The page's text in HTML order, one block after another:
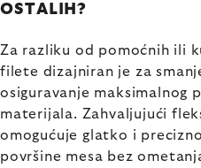
OSTALIH?
Za razliku od pomoćnih ili
filete dizajniran je za
osiguravanje maksimalnog
materijala. Zahvaljujući
omogućuje glatko i
površine mesa bez